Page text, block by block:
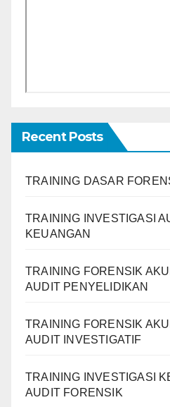
Recent Posts
TRAINING DASAR
TRAINING INVESTIGASI
KEUANGAN
TRAINING FORENSIK
AUDIT PENYELIDIKAN
TRAINING FORENSIK
AUDIT INVESTIGATIF
TRAINING INVESTIGASI
AUDIT FORENSIK